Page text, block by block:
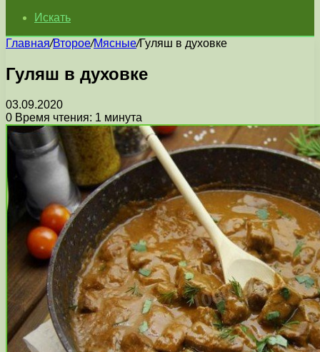
Искать
Главная/Второе/Мясные/Гуляш в духовке
Гуляш в духовке
03.09.2020
0 Время чтения: 1 минута